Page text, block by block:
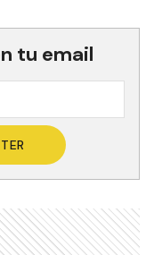
tu email